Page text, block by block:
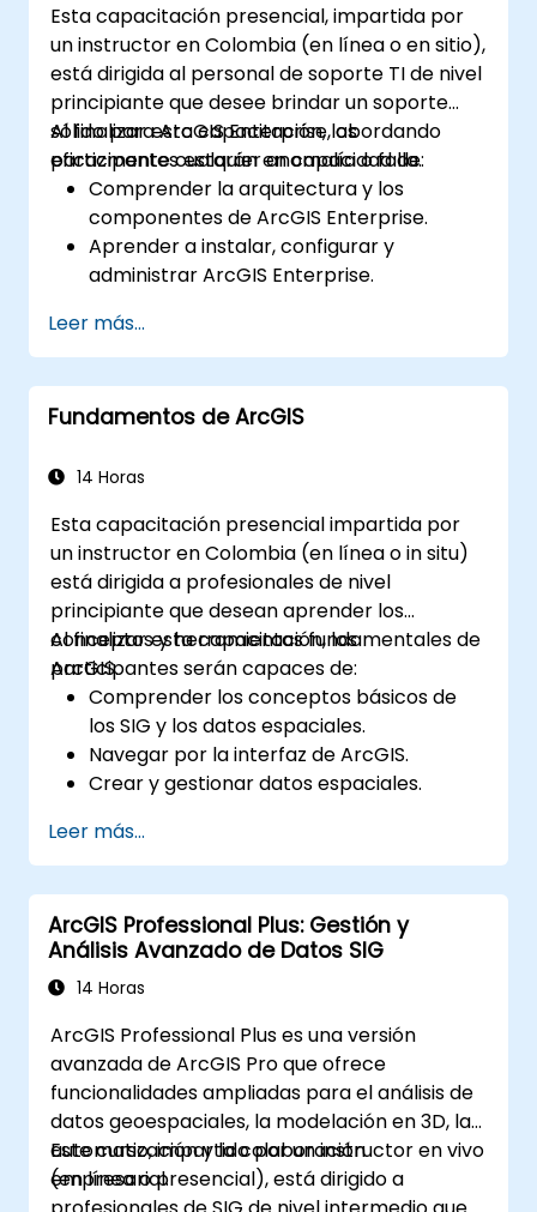
Esta capacitación presencial, impartida por
un instructor en Colombia (en línea o en sitio),
está dirigida al personal de soporte TI de nivel
principiante que desee brindar un soporte
sólido para ArcGIS Enterprise, abordando
eficazmente cualquier anomalía o falla.
Al finalizar esta capacitación, los
participantes estarán en capacidad de:
Comprender la arquitectura y los
componentes de ArcGIS Enterprise.
Aprender a instalar, configurar y
administrar ArcGIS Enterprise.
resolver problemas comunes.
Desarrollar competencia en el monitoreo
y mantenimiento de entornos de ArcGIS
Enterprise.
recuperación y optimización del
Leer más...
Fundamentos de ArcGIS
14 Horas
Esta capacitación presencial impartida por
un instructor en Colombia (en línea o in situ)
está dirigida a profesionales de nivel
principiante que desean aprender los
conceptos y herramientas fundamentales de
ArcGIS.
Al finalizar esta capacitación, los
participantes serán capaces de:
Comprender los conceptos básicos de
los SIG y los datos espaciales.
Navegar por la interfaz de ArcGIS.
Crear y gestionar datos espaciales.
Crear mapas y visualizaciones.
Leer más...
ArcGIS Professional Plus: Gestión y
Análisis Avanzado de Datos SIG
14 Horas
ArcGIS Professional Plus es una versión
avanzada de ArcGIS Pro que ofrece
funcionalidades ampliadas para el análisis de
datos geoespaciales, la modelación en 3D, la
automatización y la colaboración
empresarial.
Este curso, impartido por un instructor en vivo
(en línea o presencial), está dirigido a